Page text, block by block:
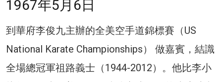
1967年5月6日
到華府李俊九主辦的全美空手道錦標賽（US
National Karate Championships） 做嘉賓，結識
全場總冠軍祖路義士（1944-2012）。他比李小